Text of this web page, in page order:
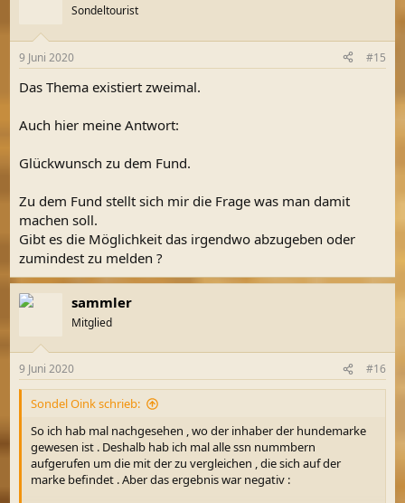
Sondeltourist
9 Juni 2020 #15
Das Thema existiert zweimal.
Auch hier meine Antwort:
Glückwunsch zu dem Fund.
Zu dem Fund stellt sich mir die Frage was man damit
machen soll.
Gibt es die Möglichkeit das irgendwo abzugeben oder
zumindest zu melden ?
sammler
Mitglied
9 Juni 2020 #16
Sondel Oink schrieb:
So ich hab mal nachgesehen , wo der inhaber der hundemarke
gewesen ist . Deshalb hab ich mal alle ssn nummbern
aufgerufen um die mit der zu vergleichen , die sich auf der
marke befindet . Aber das ergebnis war negativ :